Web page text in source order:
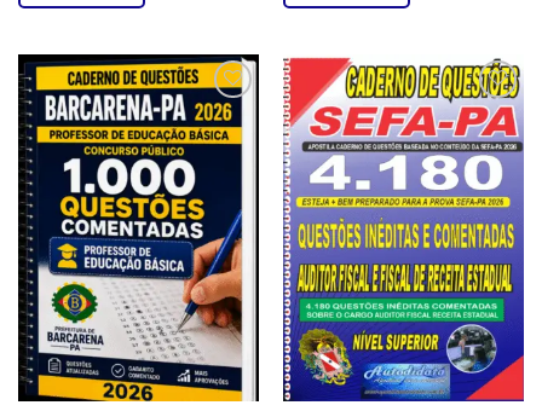
tem
várias
variantes.
As
opções
podem
ser
escolhidas
na
página
do
produto
tem
várias
variantes.
As
opções
podem
ser
escolhidas
na
página
do
produto
Add to
wishlist
Add to
wishlist